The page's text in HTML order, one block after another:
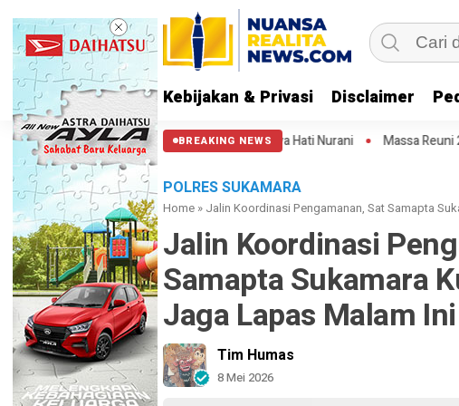
Kebijakan & Privasi Disclaimer
BREAKING NEWS
Kuda: Semoga Aparat Punya Hati Nurani Massa Reuni 212 Hanya Bisa
POLRES SUKAMARA
Home » Jalin Koordinasi Pengamanan, Sat Samapta
Jalin Koordinasi
Samapta Sukamara
Jaga Lapas Malam Ini
Tim Humas
8 Mei 2026